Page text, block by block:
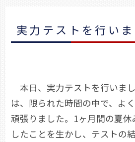
実力テストを行い
本日、実力テストを行いま
は、限られた時間の中で、よ
頑張りました。1ヶ月間の夏
したことを生かし、テストの